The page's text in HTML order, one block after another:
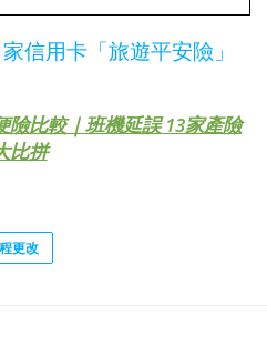
信用卡「旅遊平安險」
險比較｜班機延誤 13家產險
比拼
更改